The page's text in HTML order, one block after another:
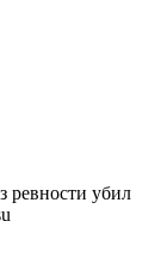
ревности убил